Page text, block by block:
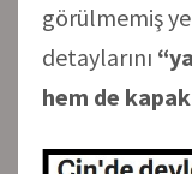
görülmemiş
detaylarını
hem de